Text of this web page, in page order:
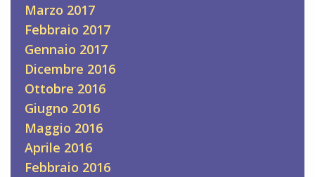
Marzo 2017
Febbraio 2017
Gennaio 2017
Dicembre 2016
Ottobre 2016
Giugno 2016
Maggio 2016
Aprile 2016
Febbraio 2016